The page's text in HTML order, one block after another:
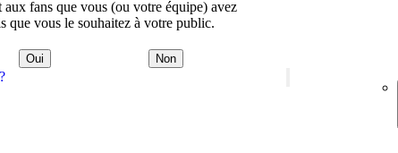
fans que vous (ou votre équipe) avez
que vous le souhaitez à votre public.
Oui Non